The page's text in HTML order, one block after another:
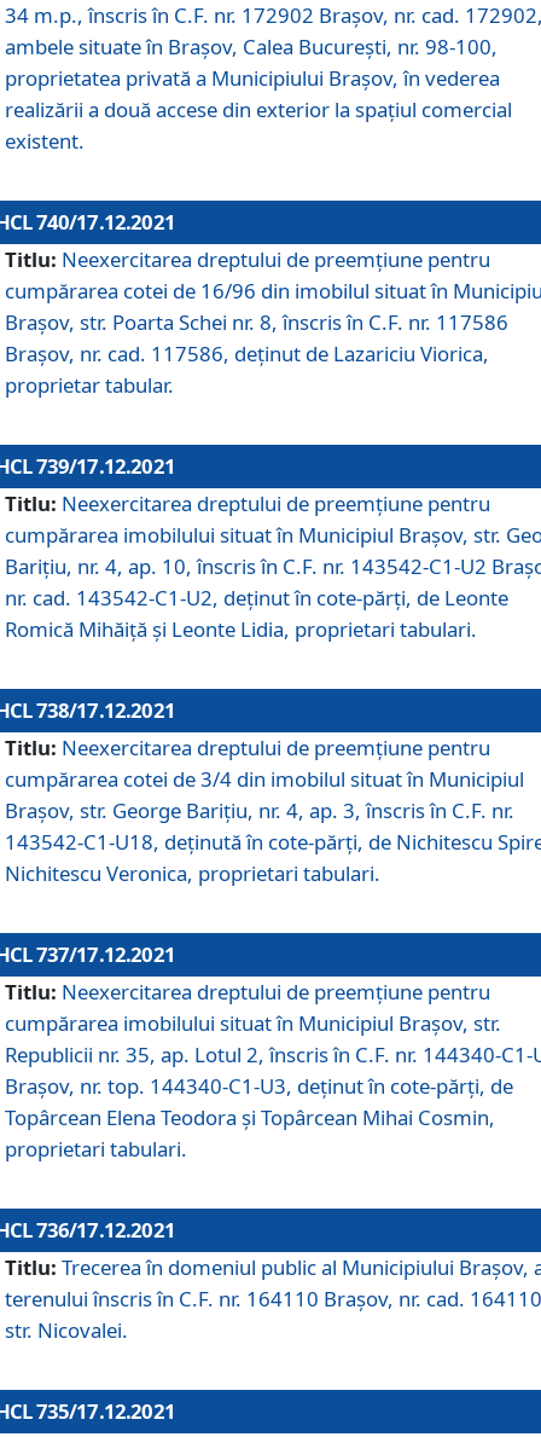
34 m.p., înscris în C.F. nr. 172902 Brașov, nr. cad.
ambele situate în Brașov, Calea București, nr. 98-100,
proprietatea privată a Municipiului Brașov, în vederea
realizării a două accese din exterior la spațiul comercial
existent.
740/17.12.2021
Titlu: Neexercitarea dreptului de preemţiune pentru
cumpărarea cotei de 16/96 din imobilul situat în
Braşov, str. Poarta Schei nr. 8, înscris în C.F. nr. 117586
Brașov, nr. cad. 117586, deținut de Lazariciu Viorica,
proprietar tabular.
739/17.12.2021
Titlu: Neexercitarea dreptului de preemţiune pentru
cumpărarea imobilului situat în Municipiul Braşov, str.
Barițiu, nr. 4, ap. 10, înscris în C.F. nr. 143542-C1-U2
nr. cad. 143542-C1-U2, deținut în cote-părți, de Leonte
Romică Mihăiță și Leonte Lidia, proprietari tabulari.
738/17.12.2021
Titlu: Neexercitarea dreptului de preemţiune pentru
cumpărarea cotei de 3/4 din imobilul situat în Municipiul
Braşov, str. George Barițiu, nr. 4, ap. 3, înscris în C.F. nr.
143542-C1-U18, deținută în cote-părți, de Nichitescu
Nichitescu Veronica, proprietari tabulari.
737/17.12.2021
Titlu: Neexercitarea dreptului de preemţiune pentru
cumpărarea imobilului situat în Municipiul Braşov, str.
Republicii nr. 35, ap. Lotul 2, înscris în C.F. nr. 144340-C1-
Brașov, nr. top. 144340-C1-U3, deținut în cote-părți, de
Topârcean Elena Teodora și Topârcean Mihai Cosmin,
proprietari tabulari.
736/17.12.2021
Titlu: Trecerea în domeniul public al Municipiului Braşov,
terenului înscris în C.F. nr. 164110 Brașov, nr. cad.
str. Nicovalei.
735/17.12.2021